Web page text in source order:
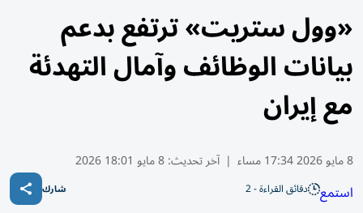
«وول ستريت» ترتفع بدعم
بيانات الوظائف وآمال التهدئة
مع إيران
8 مايو 2026 17:34 مساء | آخر تحديث:8 مايو 18:01 2026
استمع دقائق القراءة - 2 شارك